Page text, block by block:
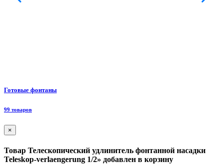
Готовые фонтаны
99 товаров
×
Товар Телескопический удлинитель фонтанной насадки
Teleskop-verlaengerung 1/2» добавлен в корзину